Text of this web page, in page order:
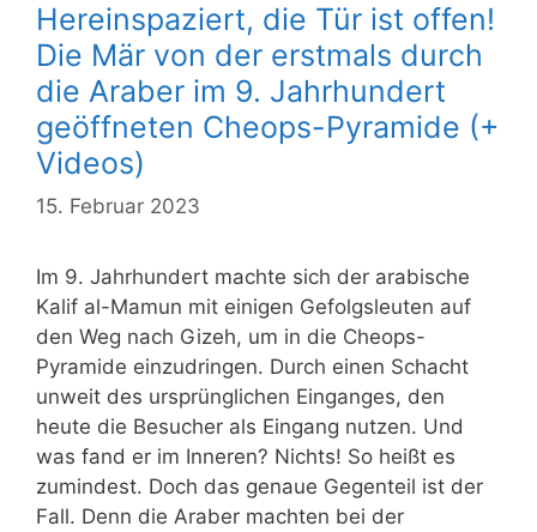
Hereinspaziert, die Tür ist offen!
Die Mär von der erstmals durch
die Araber im 9. Jahrhundert
geöffneten Cheops-Pyramide (+
Videos)
15. Februar 2023
Im 9. Jahrhundert machte sich der arabische
Kalif al-Mamun mit einigen Gefolgsleuten auf
den Weg nach Gizeh, um in die Cheops-
Pyramide einzudringen. Durch einen Schacht
unweit des ursprünglichen Einganges, den
heute die Besucher als Eingang nutzen. Und
was fand er im Inneren? Nichts! So heißt es
zumindest. Doch das genaue Gegenteil ist der
Fall. Denn die Araber machten bei der